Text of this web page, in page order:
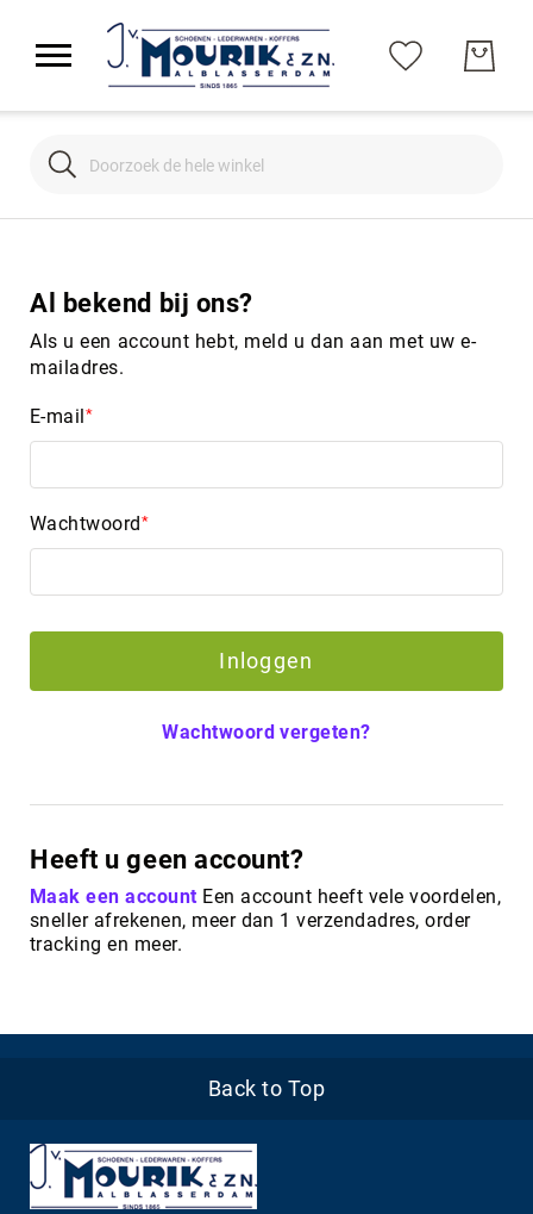
Search
Al bekend bij ons?
Als u een account hebt, meld u dan aan met uw e-
mailadres.
E-mail
Wachtwoord
Inloggen
Wachtwoord vergeten?
Heeft u geen account?
Maak een account Een account heeft vele voordelen,
sneller afrekenen, meer dan 1 verzendadres, order
tracking en meer.
Back to Top